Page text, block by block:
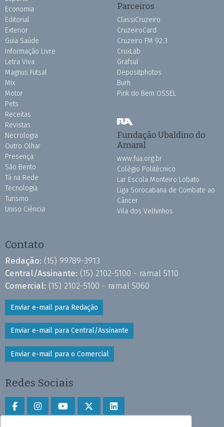
Economia
Editorial
Exterior
Guia Saúde
Informação Livre
Letra Viva
Magnus Futsal
Mix
Motor
Pets
Receitas
Revistas
Necrologia
Outro Olhar
Presença
São Bento
Tá na Rede
Tecnologia
Turismo
Uniso Ciência
Parceiros
ClassiCruzeiro
CruzeiroCard
Cruzeiro FM 92.3
CruxLab
Grafsul
Depositphotos
Burh
Pink do Bem OSSEL
Fundação Ubaldino do
Amaral
www.fua.org.br
Colégio Politécnico
Lar Escola Monteiro Lobato
Liga Sorocabana de Combate ao
Câncer
Vila dos Velhinhos
Contato
Redação: (15) 99789-3913
Central/Assinante: (15) 2102-5100 - ramal 5110
Comercial: (15) 2102-5100 - ramal 5060
Enviar e-mail para Redação
Enviar e-mail para Central/Assinante
Enviar e-mail para o Comercial
Redes Sociais